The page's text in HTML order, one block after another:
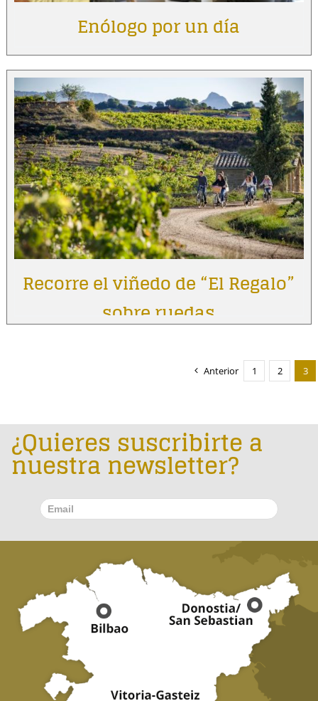
Enólogo por un día
Recorre el viñedo de “El Regalo”
sobre ruedas
Anterior 1 2 3
¿Quieres suscribirte a
nuestra newsletter?